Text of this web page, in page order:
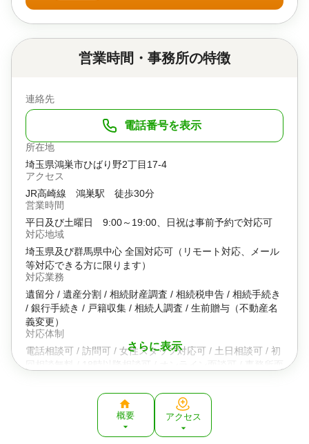
概要 アクセス
営業時間・事務所の特徴
さらに表示
連絡先
電話番号を表示
所在地
埼玉県鴻巣市ひばり野2丁目17-4
アクセス
JR高崎線 鴻巣駅 徒歩30分
営業時間
平日及び土曜日 9:00～19:00、日祝は事前予約で対応可
対応地域
埼玉県及び群馬県中心 全国対応可（リモート対応、メール
等対応できる方に限ります）
対応業務
遺留分 / 遺産分割 / 相続財産調査 / 相続税申告 / 相続手続き
/ 銀行手続き / 戸籍収集 / 相続人調査 / 生前贈与（不動産名
義変更）
対応体制
電話相談可 / 訪問可 / 女性スタッフ対応可 / 土日相談可 / 初
回相談無料 / 18時以降相談可 / オンライン面談可 / 事務所面
関東信越税理士会 上尾支部所属